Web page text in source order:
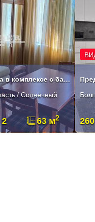
Двухкомнатная квартира в комплексе с бассейном
/ Солнечный
2 63 м2